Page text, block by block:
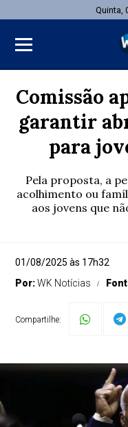
Quinta,
Comissão
garantir
para
Pela proposta, a
acolhimento ou
aos jovens que
01/08/2025 às 17h32
Por:WK Notícias
Compartilhe: